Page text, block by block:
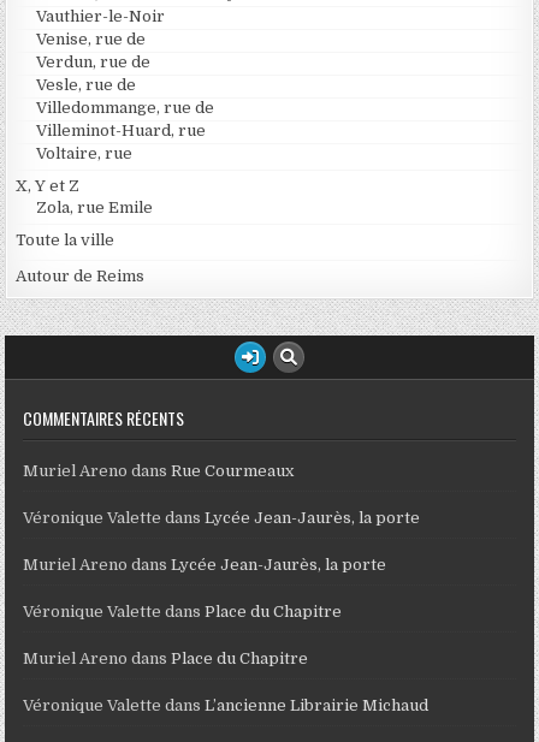
Vauthier-le-Noir
Venise, rue de
Verdun, rue de
Vesle, rue de
Villedommange, rue de
Villeminot-Huard, rue
Voltaire, rue
X, Y et Z
Zola, rue Emile
Toute la ville
Autour de Reims
COMMENTAIRES RÉCENTS
Muriel Areno dansRue Courmeaux
Véronique Valette dansLycée Jean-Jaurès, la porte
Muriel Areno dansLycée Jean-Jaurès, la porte
Véronique Valette dansPlace du Chapitre
Muriel Areno dansPlace du Chapitre
Véronique Valette dansL’ancienne Librairie Michaud